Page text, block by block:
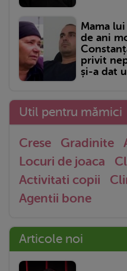
Mama
de ani
privit
și-a dat
Util pentru mămici
Crese Gradinite
Locuri de joaca
Activitati copii
Agentii bone
Articole noi